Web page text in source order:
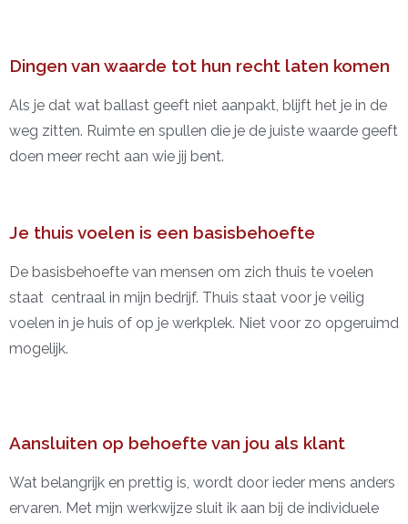
Dingen van waarde tot hun recht laten komen
Als je dat wat ballast geeft niet aanpakt, blijft het je in de
weg zitten. Ruimte en spullen die je de juiste waarde geeft
doen meer recht aan wie jij bent.
Je thuis voelen is een basisbehoefte
De basisbehoefte van mensen om zich thuis te voelen
staat centraal in mijn bedrijf. Thuis staat voor je veilig
voelen in je huis of op je werkplek. Niet voor zo opgeruimd
mogelijk.
Aansluiten op behoefte van jou als klant
Wat belangrijk en prettig is, wordt door ieder mens anders
ervaren. Met mijn werkwijze sluit ik aan bij de individuele